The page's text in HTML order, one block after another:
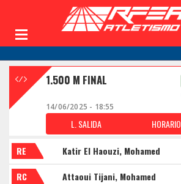
1.500 M FINAL
14/06/2025 - 18:55
L. SALIDA HORARIO
RE Katir El Haouzi, Mohamed
RC Attaoui Tijani, Mohamed